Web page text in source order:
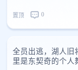
置顶 0
全员出逃，湖人旧
里是东契奇的个人